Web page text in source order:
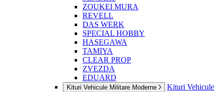
ZOUKEI MURA
REVELL
DAS WERK
SPECIAL HOBBY
HASEGAWA
TAMIYA
CLEAR PROP
ZVEZDA
EDUARD
Kituri Vehicule Militare Moderne
Kituri Vehicule